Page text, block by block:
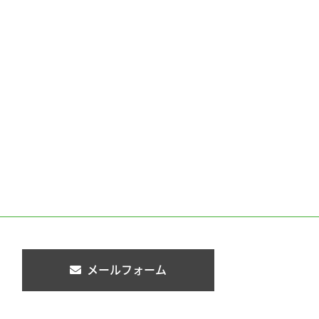
メールフォーム